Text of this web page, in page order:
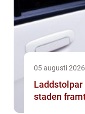
05 augusti 2026
Laddstolpar i
staden